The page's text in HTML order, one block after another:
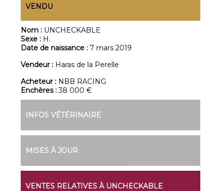
VENDU
Nom : UNCHECKABLE
Sexe : H.
Date de naissance :7 mars 2019
Vendeur : Haras de la Perelle
Acheteur : NBB RACING
Enchères :38 000 €
INFOS VÉTÉRINAIRE
MISES À JOUR
VENTES RELATIVES À UNCHECKABLE